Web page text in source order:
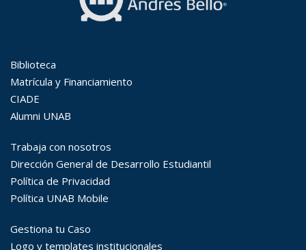
Búsqueda Avanzada
Carrera